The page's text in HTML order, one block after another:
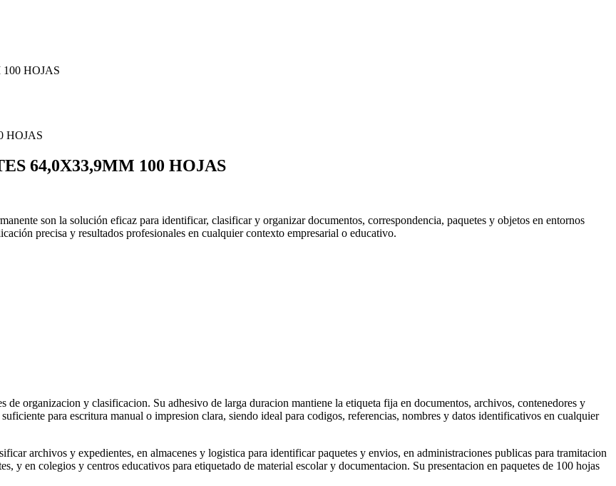
HOJAS
64,0X33,9MM 100 HOJAS
son la solución eficaz para identificar, clasificar y organizar documentos, correspondencia, paquetes y objetos en entornos
precisa y resultados profesionales en cualquier contexto empresarial o educativo.
de organizacion y clasificacion. Su adhesivo de larga duracion mantiene la etiqueta fija en documentos, archivos, contenedores y
para escritura manual o impresion clara, siendo ideal para codigos, referencias, nombres y datos identificativos en cualquier
archivos y expedientes, en almacenes y logistica para identificar paquetes y envios, en administraciones publicas para tramitacion
y en colegios y centros educativos para etiquetado de material escolar y documentacion. Su presentacion en paquetes de 100 hojas